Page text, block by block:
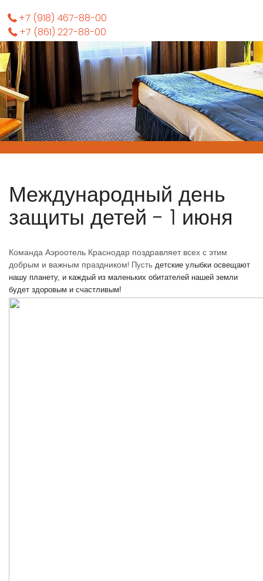
+7 (918) 467-88-00
+7 (861) 227-88-00
Система онлайн-бронирования
Международный день
защиты детей - 1 июня
Команда Аэроотель Краснодар поздравляет всех с этим
добрым и важным праздником! Пусть детские улыбки освещают
нашу планету, и каждый из маленьких обитателей нашей земли
будет здоровым и счастливым!